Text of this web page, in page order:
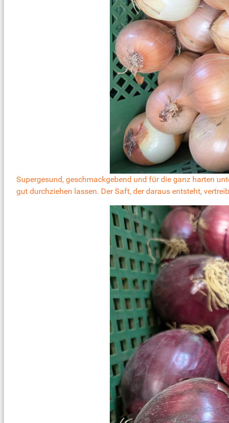
Supergesund, geschmackgebend und für die ganz harten
gut durchziehen lassen. Der Saft, der daraus entsteht,